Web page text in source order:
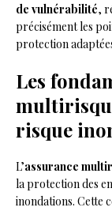
de vulnérabilité,
précisément les
protection
Les
risque
L’assurance
la protection des
inondations. Cette